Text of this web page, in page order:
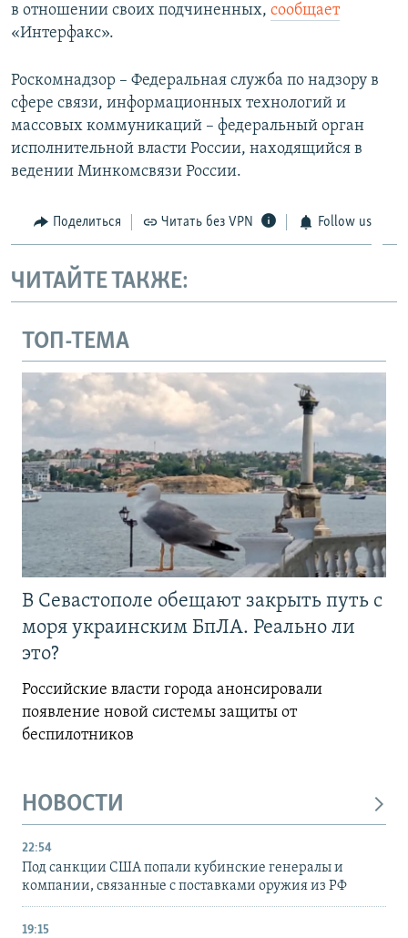
в отношении своих подчиненных, сообщает
«Интерфакс».
Роскомнадзор – Федеральная служба по надзору в
сфере связи, информационных технологий и
массовых коммуникаций – федеральный орган
исполнительной власти России, находящийся в
ведении Минкомсвязи России.
Поделиться Читать без VPN Follow us
ЧИТАЙТЕ ТАКЖЕ:
ТОП-ТЕМА
В Севастополе обещают закрыть путь с
моря украинским БпЛА. Реально ли
это?
Российские власти города анонсировали
появление новой системы защиты от
беспилотников
НОВОСТИ
22:54
Под санкции США попали кубинские генералы и
компании, связанные с поставками оружия из РФ
19:15